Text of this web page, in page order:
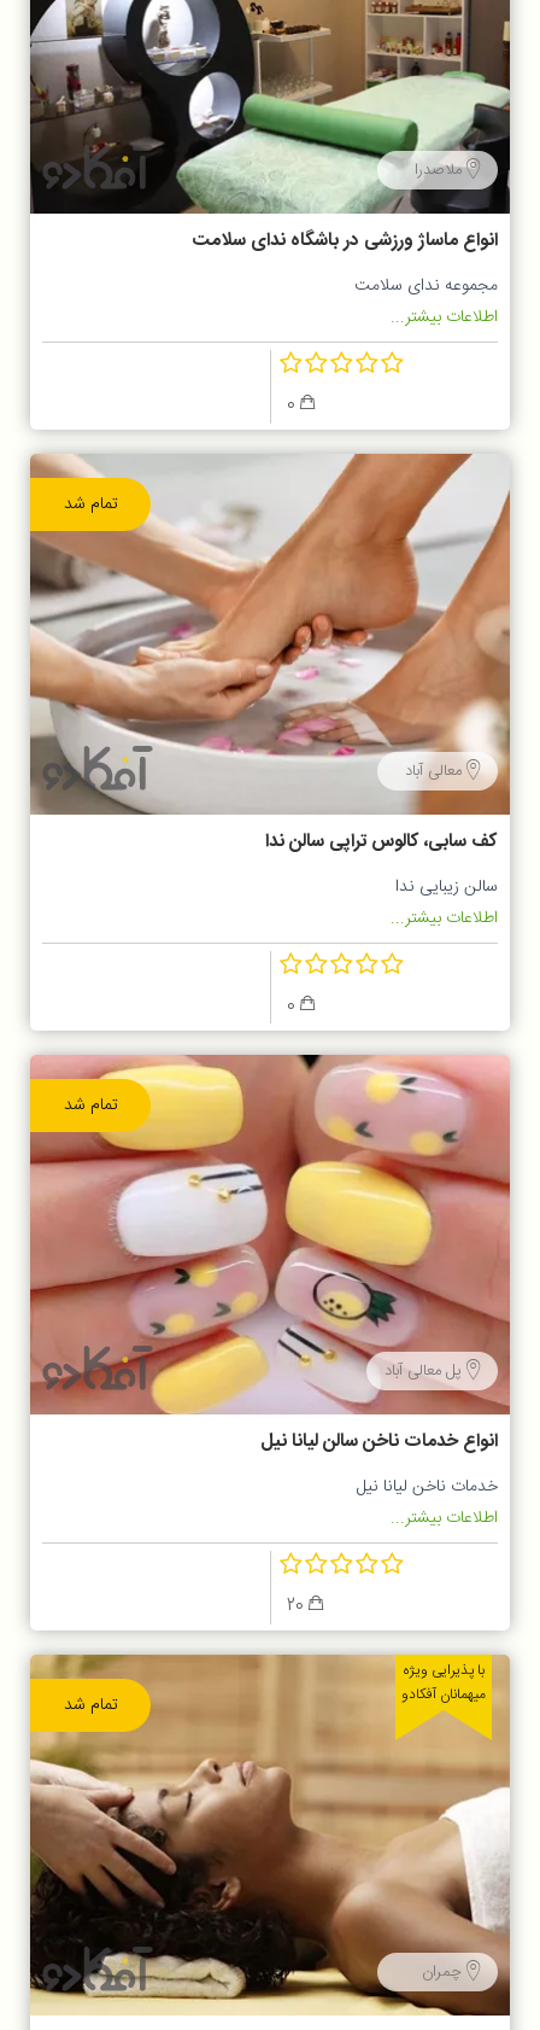
ملاصدرا
انواع ماساژ ورزشی در باشگاه ندای سلامت
مجموعه ندای سلامت
اطلاعات بیشتر...
تمام شد
معالی آباد
کف سابی، کالوس تراپی سالن ندا
سالن زیبایی ندا
اطلاعات بیشتر...
تمام شد
پل معالی آباد
انواع خدمات ناخن سالن لیانا نیل
خدمات ناخن لیانا نیل
اطلاعات بیشتر...
تمام شد
با پذیرایی ویژه
میهمانان آفکادو
چمران